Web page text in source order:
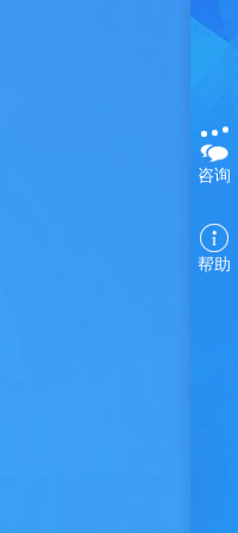
咨询
帮助